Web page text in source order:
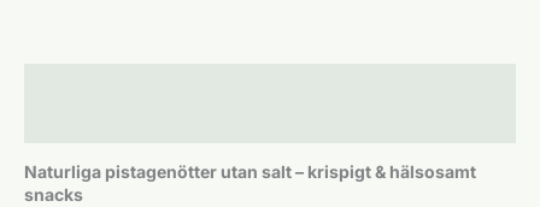
Naturliga pistagenötter utan salt – krispigt & hälsosamt
snacks